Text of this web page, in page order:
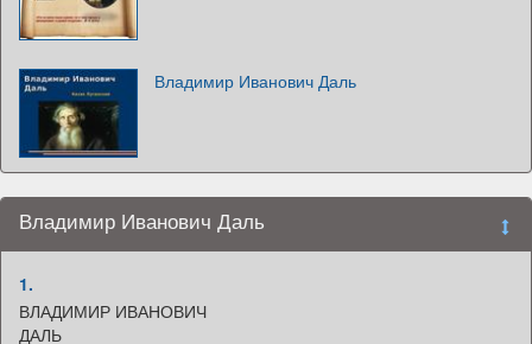
Владимир Иванович Даль
Владимир Иванович Даль
1.
ВЛАДИМИР ИВАНОВИЧ
ДАЛЬ